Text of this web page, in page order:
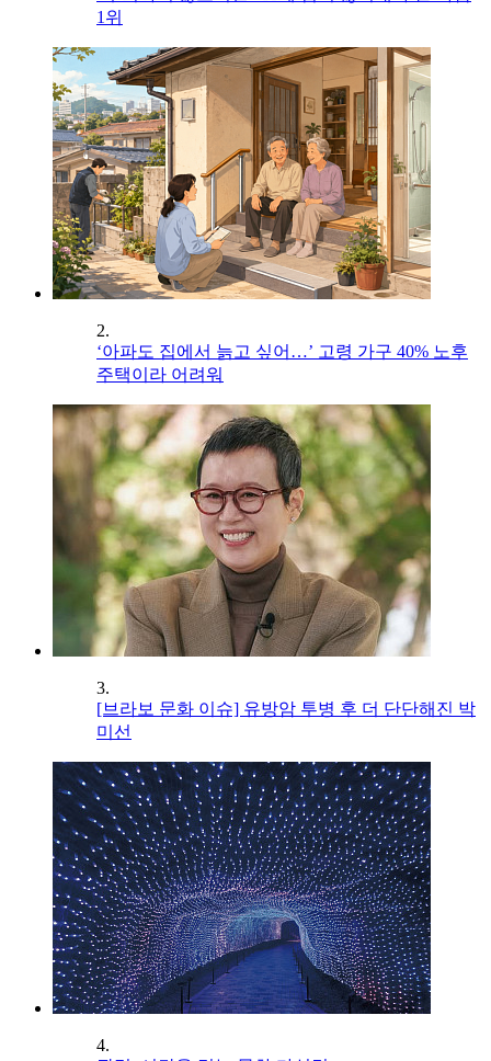
1위
2.
‘아파도 집에서 늙고 싶어…’ 고령 가구 40% 노후
주택이라 어려워
3.
[브라보 문화 이슈] 유방암 투병 후 더 단단해진 박
미선
4.